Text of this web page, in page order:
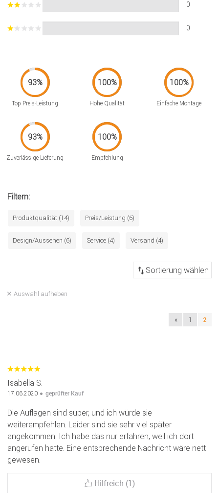
0
0
Top Preis-Leistung Hohe Qualität Einfache Montage
Zuverlässige Lieferung Empfehlung
Filtern:
Produktqualität (14) Preis/Leistung (6)
Design/Aussehen (6) Service (4) Versand (4)
Auswahl aufheben
« 1 2
Isabella S.
17.06.2020 geprüfter Kauf
Die Auflagen sind super, und ich würde sie
weiterempfehlen. Leider sind sie sehr viel später
angekommen. Ich habe das nur erfahren, weil ich dort
angerufen hatte. Eine entsprechende Nachricht wäre nett
gewesen.
Hilfreich (1)